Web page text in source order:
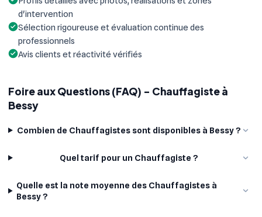
d'intervention
Sélection rigoureuse et évaluation continue des
professionnels
Avis clients et réactivité vérifiés
Foire aux Questions (FAQ) - Chauffagiste à
Bessy
Combien de Chauffagistes sont disponibles à Bessy ?
Quel tarif pour un Chauffagiste ?
Quelle est la note moyenne des Chauffagistes à
Bessy ?